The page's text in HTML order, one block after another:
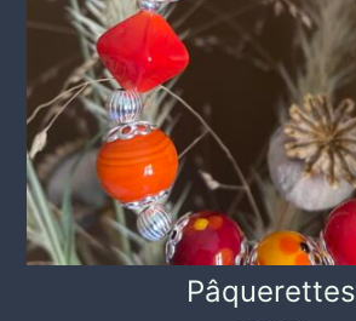
Pâquerettes